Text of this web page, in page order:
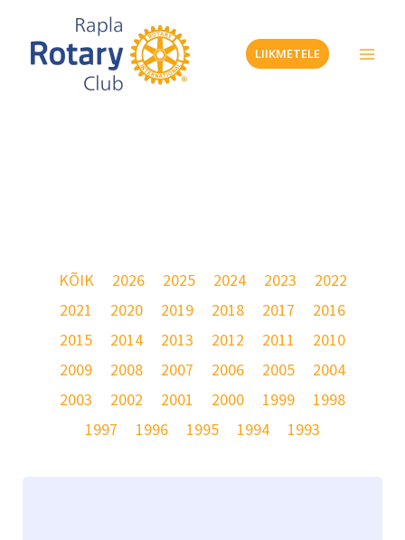
content
LIIKMETELE
KÕIK 2026 2025 2024 2023
2022
2021
2020 2019 2018 2017
2016
2015
2014 2013 2012 2011
2010
2009
2008 2007 2006 2005
2004
2003
2002 2001 2000 1999
1998
1997
1996 1995 1994 1993